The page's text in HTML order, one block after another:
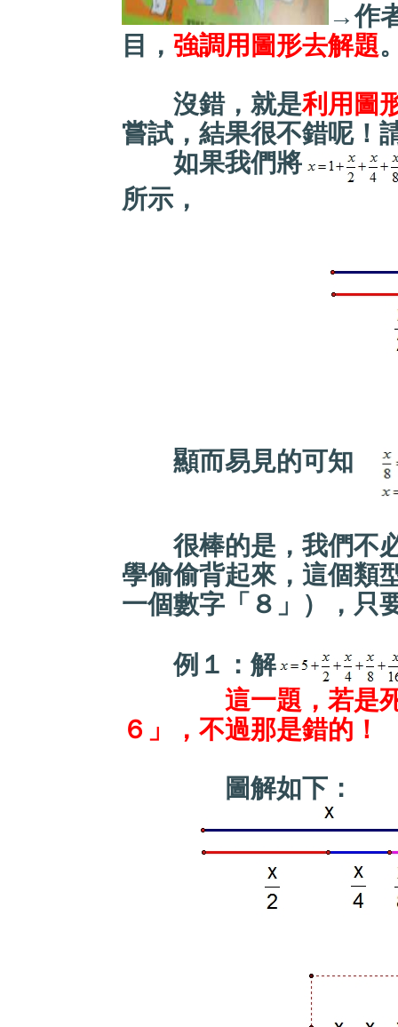
→作
目，強調用圖形去解題
沒錯，就是利用圖
嘗試，結果很不錯呢！
如果我們將
所示，
顯而易見的可知
很棒的是，我們不必
學偷偷背起來，這個類
一個數字「８」），只
例１：解
這一題，若是
６」，不過那是錯的！
圖解如下：